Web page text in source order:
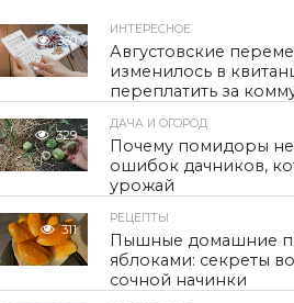
330
ИНТЕРЕСНОЕ
Августовские
изменилось в
переплатить за
329
ДАЧА И ОГОРОД
Почему помидоры
ошибок дачников,
урожай
311
РЕЦЕПТЫ
Пышные домашние
яблоками: секреты
сочной начинки